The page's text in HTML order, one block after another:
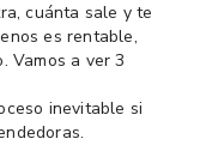
cuánta sale y te
es rentable,
Vamos a ver 3
inevitable si